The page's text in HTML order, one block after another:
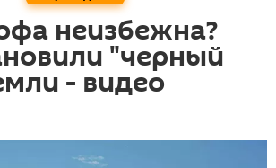
неизбежна?
"черный
- видео